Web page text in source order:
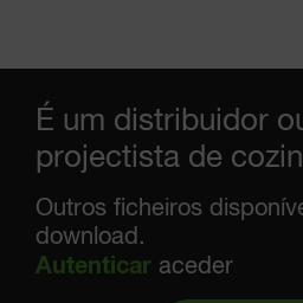
É um distribuidor
projectista de
Outros ficheiros
download.
Autenticar aceder